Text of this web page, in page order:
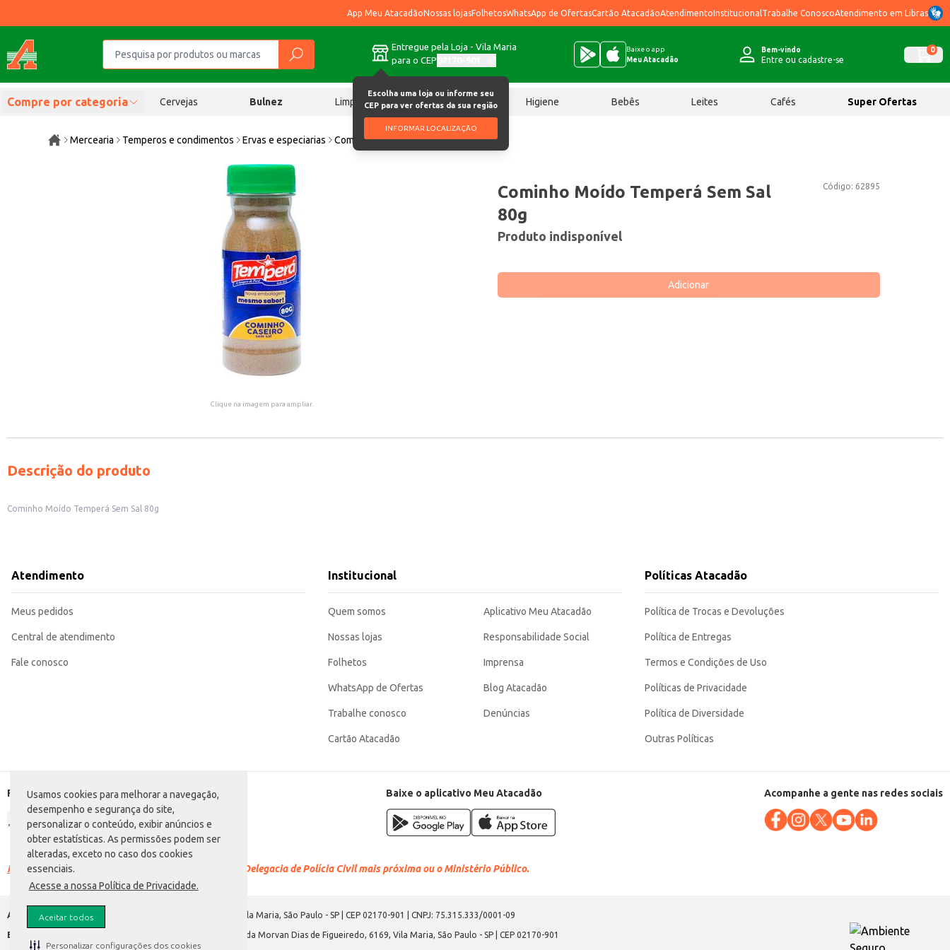
Usamos cookies para melhorar a navegação,
desempenho e segurança do site,
personalizar o conteúdo, exibir anúncios e
obter estatísticas. As permissões podem ser
alteradas, exceto no caso dos cookies
essenciais.
Acesse a nossa Política de Privacidade.
Aceitar todos
Personalizar configurações dos cookies
App Meu AtacadãoNossas lojasFolhetosWhatsApp de OfertasCartão AtacadãoAtendimentoInstitucional Trabalhe ConoscoAtendimento em Libras
Entregue pela Loja - Vila Maria
para o CEP
Escolha uma loja ou informe seu
CEP para ver ofertas da sua região
INFORMAR LOCALIZAÇÃO
Baixe o app
Meu Atacadão
Bem-vindo
Entre ou cadastre-se
0
Compre por categoria Cervejas Bulnez Limpeza Chocolates Higiene Bebês Leites Cafés Super Ofertas
Mercearia Temperos e condimentos Ervas e especiarias Cominho Moído Temperá Sem Sal 80g
Clique na imagem para ampliar.
Código: 62895
Cominho Moído Temperá Sem Sal
80g
Produto indisponível
Adicionar
Descrição do produto
Cominho Moído Temperá Sem Sal 80g
Atendimento
Meus pedidos
Central de atendimento
Fale conosco
Institucional
Quem somos
Nossas lojas
Folhetos
WhatsApp de Ofertas
Trabalhe conosco
Cartão Atacadão
Aplicativo Meu Atacadão
Responsabilidade Social
Imprensa
Blog Atacadão
Denúncias
Políticas Atacadão
Política de Trocas e Devoluções
Política de Entregas
Termos e Condições de Uso
Políticas de Privacidade
Política de Diversidade
Outras Políticas
Formas de pagamento Baixe o aplicativo Meu Atacadão Acompanhe a gente nas redes sociais
Racismo é crime. Denuncie. Disque 100 ou procure a Delegacia de Polícia Civil mais próxima ou o Ministério Público.
Atacadão S.A. Avenida Morvan Dias de Figueiredo, 6169, Vila Maria, São Paulo - SP | CEP 02170-901 | CNPJ: 75.315.333/0001-09
Envio de documentos administrativos e jurídicos: Avenida Morvan Dias de Figueiredo, 6169, Vila Maria, São Paulo - SP | CEP 02170-901